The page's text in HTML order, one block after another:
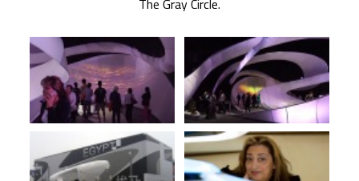
The Gray Circle.